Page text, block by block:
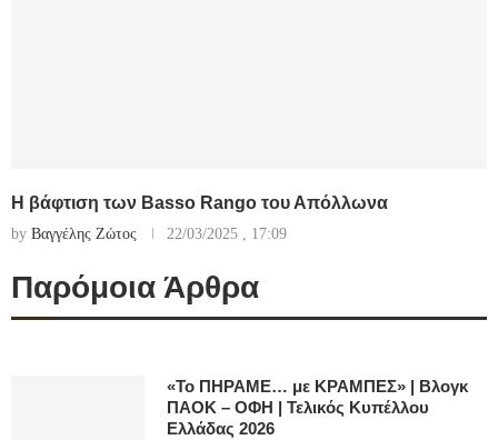
Η βάφτιση των Basso Rango του Απόλλωνα
by Βαγγέλης Ζώτος 22/03/2025 , 17:09
Παρόμοια Άρθρα
«Το ΠΗΡΑΜΕ… με ΚΡΑΜΠΕΣ» | Βλογκ
ΠΑΟΚ – ΟΦΗ | Τελικός Κυπέλλου
Ελλάδας 2026